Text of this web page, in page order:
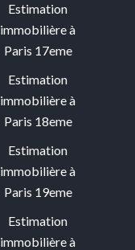
Estimation
immobilière à
Paris 17eme
Estimation
immobilière à
Paris 18eme
Estimation
immobilière à
Paris 19eme
Estimation
immobilière à